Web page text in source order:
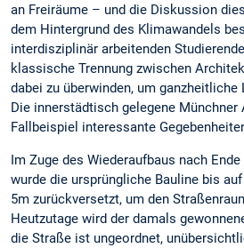
an Freiräume – und die Diskussion
dem Hintergrund des Klimawandels
interdisziplinär arbeitenden
klassische Trennung zwischen
dabei zu überwinden, um
Die innerstädtisch gelegene
Fallbeispiel interessante
Im Zuge des Wiederaufbaus nach
wurde die ursprüngliche Bauline bis
5m zurückversetzt, um den
Heutzutage wird der damals
die Straße ist ungeordnet,